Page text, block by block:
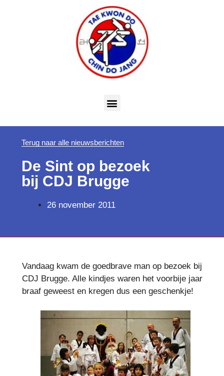
Terug naar alle nieuwsberichten
De Sint op bezoek
bij CDJ Brugge
26 november 2011
Vandaag kwam de goedbrave man op bezoek bij
CDJ Brugge. Alle kindjes waren het voorbije jaar
braaf geweest en kregen dus een geschenkje!